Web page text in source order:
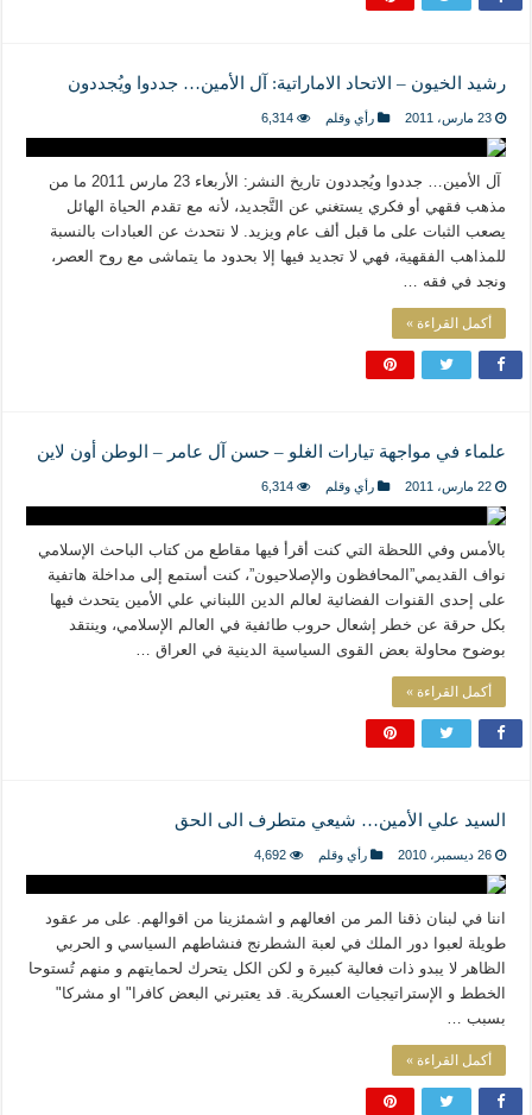
رشيد الخيون – الاتحاد الاماراتية: آل الأمين… جددوا ويُجددون
23 مارس، 2011 رأي وقلم 6,314
آل الأمين… جددوا ويُجددون تاريخ النشر: الأربعاء 23 مارس 2011 ما من
مذهب فقهي أو فكري يستغني عن التَّجديد، لأنه مع تقدم الحياة الهائل
يصعب الثبات على ما قبل ألف عام ويزيد. لا نتحدث عن العبادات بالنسبة
للمذاهب الفقهية، فهي لا تجديد فيها إلا بحدود ما يتماشى مع روح العصر،
ونجد في فقه …
أكمل القراءة »
علماء في مواجهة تيارات الغلو – حسن آل عامر – الوطن أون لاين
22 مارس، 2011 رأي وقلم 6,314
بالأمس وفي اللحظة التي كنت أقرأ فيها مقاطع من كتاب الباحث الإسلامي
نواف القديمي”المحافظون والإصلاحيون”، كنت أستمع إلى مداخلة هاتفية
على إحدى القنوات الفضائية لعالم الدين اللبناني علي الأمين يتحدث فيها
بكل حرقة عن خطر إشعال حروب طائفية في العالم الإسلامي، وينتقد
بوضوح محاولة بعض القوى السياسية الدينية في العراق …
أكمل القراءة »
السيد علي الأمين… شيعي متطرف الى الحق
26 ديسمبر، 2010 رأي وقلم 4,692
اننا في لبنان ذقنا المر من افعالهم و اشمئزينا من اقوالهم. على مر عقود
طويلة لعبوا دور الملك في لعبة الشطرنج فنشاطهم السياسي و الحربي
الظاهر لا يبدو ذات فعالية كبيرة و لكن الكل يتحرك لحمايتهم و منهم تُستوحا
الخطط و الإستراتيجيات العسكرية. قد يعتبرني البعض كافرا" او مشركا"
بسبب …
أكمل القراءة »